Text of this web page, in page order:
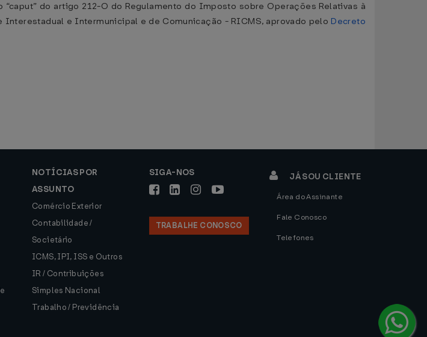
do artigo 212-O do Regulamento do Imposto sobre Operações Relativas à
e Intermunicipal e de Comunicação - RICMS, aprovado pelo Decreto
NOTÍCIAS POR
ASSUNTO
Comércio Exterior
Contabilidade /
Societário
ICMS, IPI, ISS e Outros
IR / Contribuições
Simples Nacional
Trabalho / Previdência
SIGA-NOS
TRABALHE CONOSCO
JÁ SOU CLIENTE
Área do Assinante
Fale Conosco
Telefones